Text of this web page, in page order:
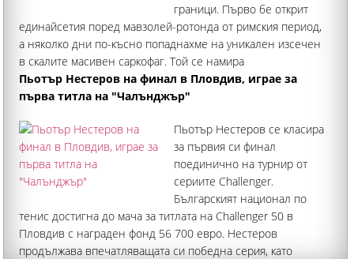
граници. Първо бе открит
единайсетия поред мавзолей-ротонда от римския период,
а няколко дни по-късно попаднахме на уникален изсечен
в скалите масивен саркофаг. Той се намира
непосредствено до известна отпреди скална гробница
Пьотър Нестеров на финал в Пловдив, играе за
първа титла на "Чалънджър"
Пьотър Нестеров се класира
за първия си финал
поединично на турнир от
сериите Challenger.
Българският национал по
тенис достигна до мача за титлата на Challenger 50 в
Пловдив с награден фонд 56 700 евро. Нестеров
продължава впечатляващата си победна серия, като